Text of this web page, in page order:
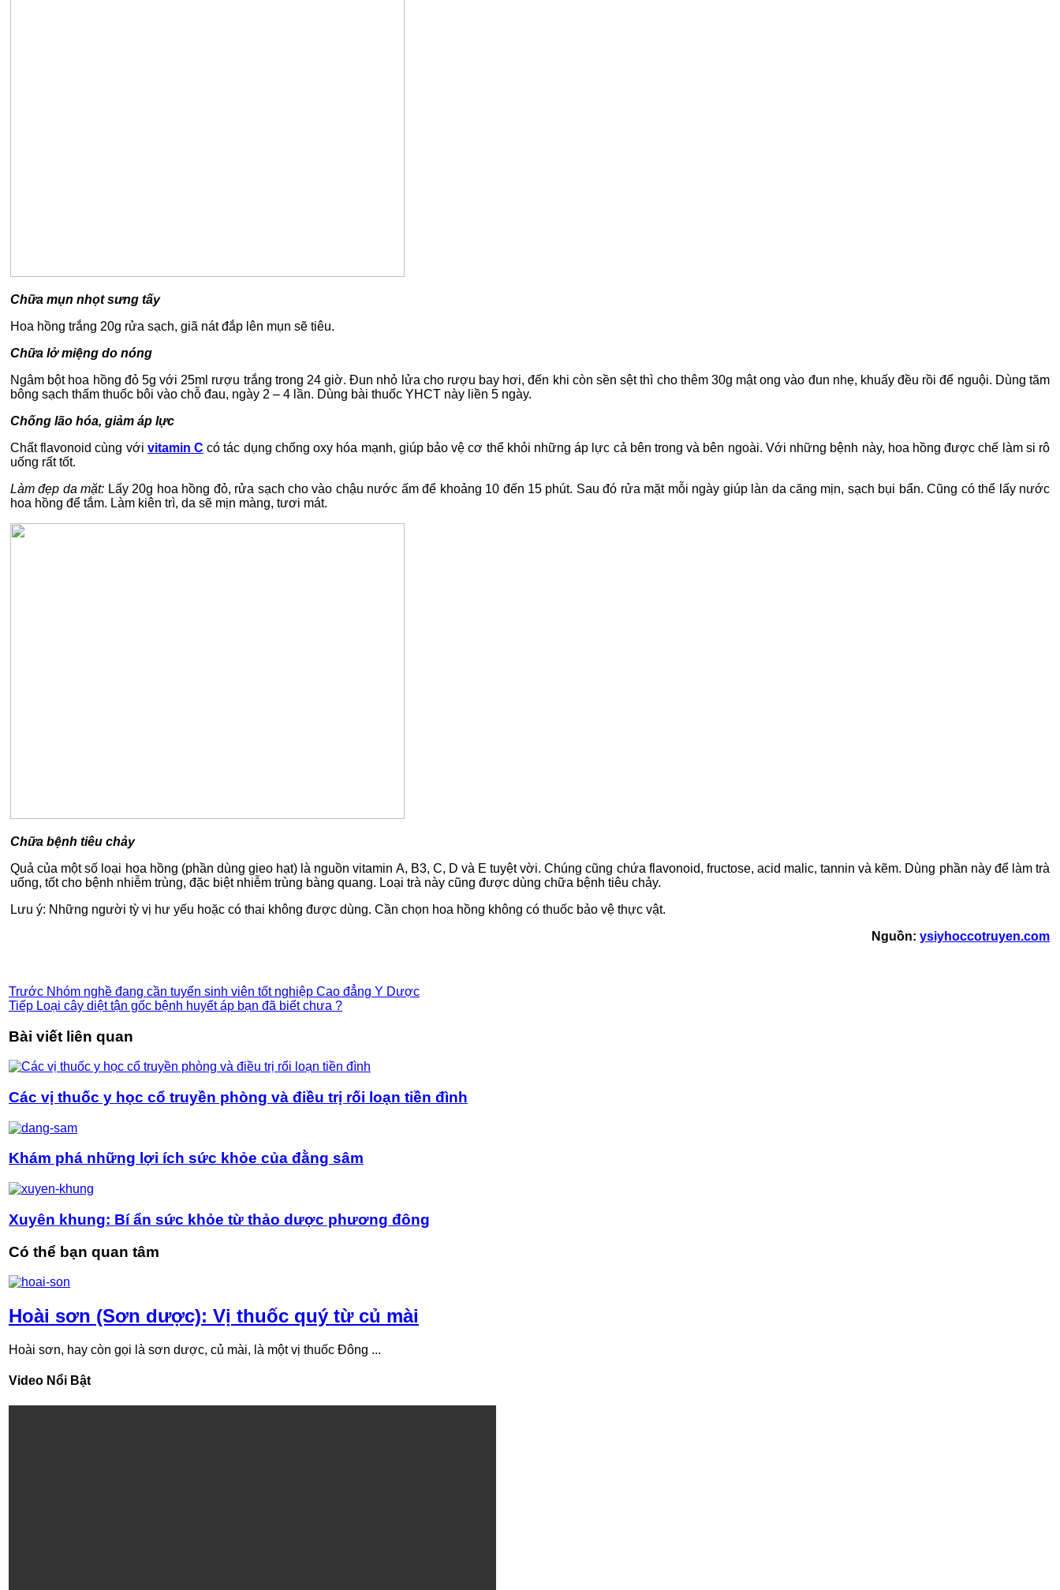
Chữa mụn nhọt sưng tấy
Hoa hồng trắng 20g rửa sạch, giã nát đắp lên mụn sẽ tiêu.
Chữa lở miệng do nóng
Ngâm bột hoa hồng đỏ 5g với 25ml rượu trắng trong 24 giờ. Đun nhỏ lửa cho rượu bay hơi, đến khi còn sền sệt thì cho thêm 30g mật ong vào đun nhẹ, khuấy đều rồi để nguội. Dùng tăm
bông sạch thấm thuốc bôi vào chỗ đau, ngày 2 – 4 lần. Dùng bài thuốc YHCT này liền 5 ngày.
Chống lão hóa, giảm áp lực
Chất flavonoid cùng với vitamin C có tác dụng chống oxy hóa mạnh, giúp bảo vệ cơ thể khỏi những áp lực cả bên trong và bên ngoài. Với những bệnh này, hoa hồng được chế làm si rô
uống rất tốt.
Làm đẹp da mặt: Lấy 20g hoa hồng đỏ, rửa sạch cho vào chậu nước ấm để khoảng 10 đến 15 phút. Sau đó rửa mặt mỗi ngày giúp làn da căng mịn, sạch bụi bẩn. Cũng có thể lấy nước
hoa hồng để tắm. Làm kiên trì, da sẽ mịn màng, tươi mát.
Chữa bệnh tiêu chảy
Quả của một số loại hoa hồng (phần dùng gieo hạt) là nguồn vitamin A, B3, C, D và E tuyệt vời. Chúng cũng chứa flavonoid, fructose, acid malic, tannin và kẽm. Dùng phần này để làm trà
uống, tốt cho bệnh nhiễm trùng, đặc biệt nhiễm trùng bàng quang. Loại trà này cũng được dùng chữa bệnh tiêu chảy.
Lưu ý: Những người tỳ vị hư yếu hoặc có thai không được dùng. Cần chọn hoa hồng không có thuốc bảo vệ thực vật.
Nguồn: ysiyhoccotruyen.com
Trước Nhóm nghề đang cần tuyển sinh viên tốt nghiệp Cao đẳng Y Dược
Tiếp Loại cây diệt tận gốc bệnh huyết áp bạn đã biết chưa ?
Bài viết liên quan
Các vị thuốc y học cổ truyền phòng và điều trị rối loạn tiền đình
Khám phá những lợi ích sức khỏe của đằng sâm
Xuyên khung: Bí ẩn sức khỏe từ thảo dược phương đông
Có thể bạn quan tâm
Hoài sơn (Sơn dược): Vị thuốc quý từ củ mài
Hoài sơn, hay còn gọi là sơn dược, củ mài, là một vị thuốc Đông ...
Video Nổi Bật